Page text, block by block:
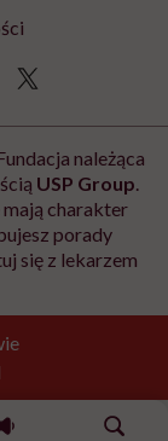
należąca
USP Group.
charakter
porady
się z lekarzem